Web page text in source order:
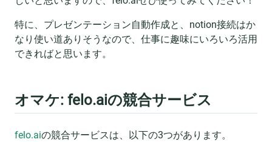
特に、プレゼンテーション自動作成と、notion接続はか
なり使い道ありそうなので、仕事に趣味にいろいろ活用
できればと思います。
オマケ: felo.aiの競合サービス
felo.aiの競合サービスは、以下の3つがあります。